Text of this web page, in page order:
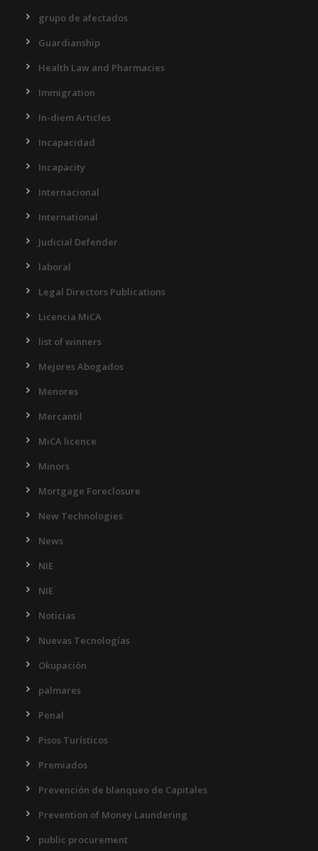
grupo de afectados
Guardianship
Health Law and Pharmacies
Immigration
In-diem Articles
Incapacidad
Incapacity
Internacional
International
Judicial Defender
laboral
Legal Directors Publications
Licencia MiCA
list of winners
Mejores Abogados
Menores
Mercantil
MiCA licence
Minors
Mortgage Foreclosure
New Technologies
News
NIE
NIE
Noticias
Nuevas Tecnologías
Okupación
palmares
Penal
Pisos Turísticos
Premiados
Prevención de blanqueo de Capitales
Prevention of Money Laundering
public procurement